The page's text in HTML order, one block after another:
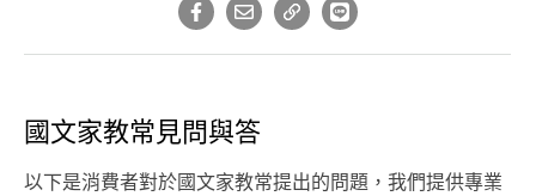
國文家教常見問與答
以下是消費者對於國文家教常提出的問題，我們提供專業